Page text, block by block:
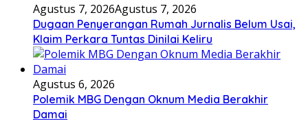
Agustus 7, 2026Agustus 7, 2026
Dugaan Penyerangan Rumah Jurnalis Belum Usai,
Klaim Perkara Tuntas Dinilai Keliru
Agustus 6, 2026
Polemik MBG Dengan Oknum Media Berakhir
Damai